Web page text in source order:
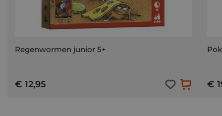
Regenwormen junior 5+
€ 12,95 €